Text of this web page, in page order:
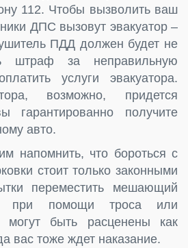
112. Чтобы вызволить ваш
ДПС вызовут эвакуатор –
ПДД должен будет не
штраф за неправильную
услуги эвакуатора.
возможно, придется
гарантированно получите
авто.
напомнить, что бороться с
стоит только законными
переместить мешающий
при помощи троса или
могут быть расценены как
вас тоже ждет наказание.